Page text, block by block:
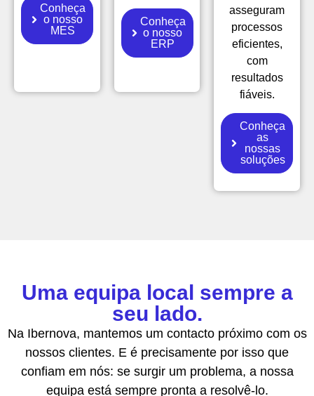
Conheça
o nosso
MES
Conheça
o nosso
ERP
asseguram
processos
eficientes,
com
resultados
fiáveis.
Conheça
as
nossas
soluções
Uma equipa local sempre a
seu lado.
Na Ibernova, mantemos um contacto próximo com os
nossos clientes. E é precisamente por isso que
confiam em nós: se surgir um problema, a nossa
equipa está sempre pronta a resolvê-lo.